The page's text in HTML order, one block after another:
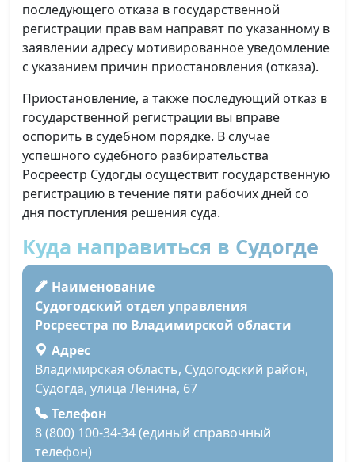
последующего отказа в государственной
регистрации прав вам направят по указанному в
заявлении адресу мотивированное уведомление
с указанием причин приостановления (отказа).
Приостановление, а также последующий отказ в
государственной регистрации вы вправе
оспорить в судебном порядке. В случае
успешного судебного разбирательства
Росреестр Судогды осуществит государственную
регистрацию в течение пяти рабочих дней со
дня поступления решения суда.
Куда направиться в Судогде
Наименование
Судогодский отдел управления
Росреестра по Владимирской области
Адрес
Владимирская область, Судогодский район,
Судогда, улица Ленина, 67
Телефон
8 (800) 100-34-34 (единый справочный
телефон)